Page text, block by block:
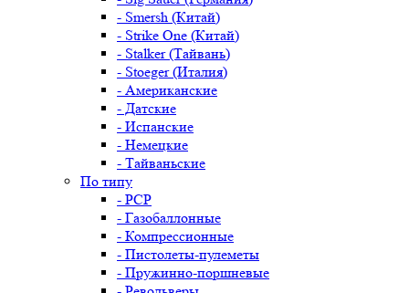
- Smersh (Китай)
- Strike One (Китай)
- Stalker (Тайвань)
- Stoeger (Италия)
- Американские
- Датские
- Испанские
- Немецкие
- Тайваньские
По типу
- PCP
- Газобаллонные
- Компрессионные
- Пистолеты-пулеметы
- Пружинно-поршневые